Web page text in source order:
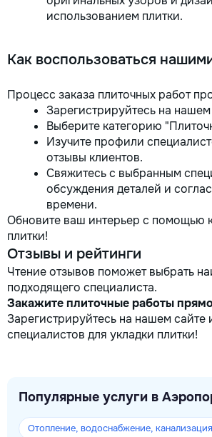
использованием плитки.
Как воспользоваться
Процесс заказа плиточных работ
Зарегистрируйтесь на нашем
Выберите категорию
Изучите профили
отзывы клиентов.
Свяжитесь с выбранным
обсуждения деталей и
времени.
Обновите ваш интерьер с помощью
плитки!
Отзывы и рейтинги
Чтение отзывов поможет выбрать
подходящего специалиста.
Закажите плиточные работы
Зарегистрируйтесь на нашем сайте
специалистов для укладки плитки!
Популярные услуги в
Отопление, водоснабжение, канализация